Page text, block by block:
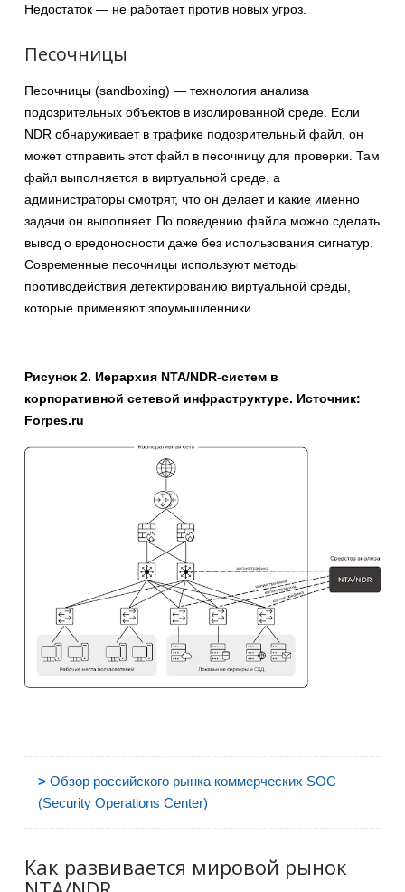
Недостаток — не работает против новых угроз.
Песочницы
Песочницы (sandboxing) — технология анализа
подозрительных объектов в изолированной среде. Если
NDR обнаруживает в трафике подозрительный файл, он
может отправить этот файл в песочницу для проверки. Там
файл выполняется в виртуальной среде, а
администраторы смотрят, что он делает и какие именно
задачи он выполняет. По поведению файла можно сделать
вывод о вредоносности даже без использования сигнатур.
Современные песочницы используют методы
противодействия детектированию виртуальной среды,
которые применяют злоумышленники.
Рисунок 2. Иерархия NTA/NDR-систем в
корпоративной сетевой инфраструктуре. Источник:
Forpes.ru
> Обзор российского рынка коммерческих SOC
(Security Operations Center)
Как развивается мировой рынок